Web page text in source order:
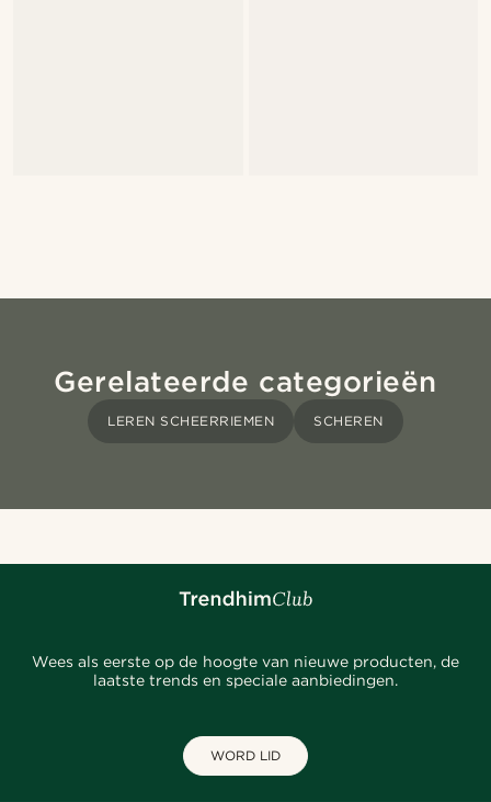
Gerelateerde categorieën
LEREN SCHEERRIEMEN SCHEREN
Wees als eerste op de hoogte van nieuwe producten, de
laatste trends en speciale aanbiedingen.
WORD LID